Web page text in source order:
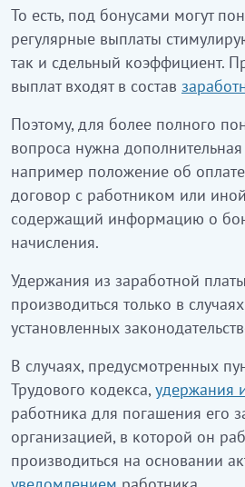
То есть, под бонусами могут
регулярные выплаты
так и сдельный коэффициент.
выплат входят в состав
Поэтому, для более полного
вопроса нужна
например положение об
договор с работником или
содержащий информацию о
начисления.
Удержания из заработной
производиться только в
установленных
В случаях, предусмотренных
Трудового кодекса, удержания
работника для погашения его
организацией, в которой он
производиться на основании